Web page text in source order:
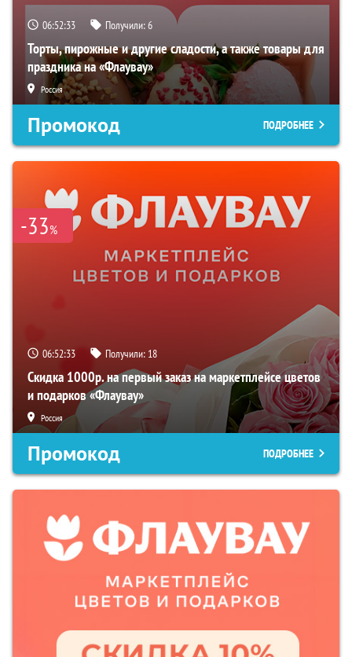
06:52:32 Получили:6
Торты, пирожные и другие сладости, а также товары для
праздника на «Флаувау»
Россия
Промокод ПОДРОБНЕЕ
-33%
06:52:32 Получили: 18
Скидка 1000р. на первый заказ на маркетплейсе цветов
и подарков «Флаувау»
Россия
Промокод ПОДРОБНЕЕ